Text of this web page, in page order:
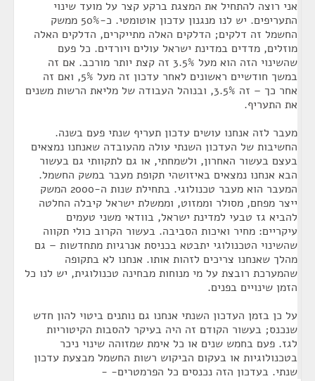
אני רוצה להתחיל את המצגת ברקע קצר על מועד שינוי
התעריפים. יש לנו מנגנון עדכון אוטומטי. כ-50% ממשק
החשמל זה דלקים; הדלקים האלה מתייקרים, הדלקים האלה
מוזלים, מדדים במדינת ישראל עולים ויורדים. כל פעם
שהשינוי הזה הוא מעל 3.5% זה קצת יותר מורכב. אם זה
במשך חודשיים ראשונים לאחר עדכון זה מעל 5%, ואם זה
אחר כך – זה 3.5%, ובנוהל העבודה של מליאת הרשות משנים
את התעריף.
מעבר לזה אנחנו עושים עדכון תעריף שנתי פעם בשנה.
החשיבות של העדכון השנתי עולה מהעובדה שאנחנו נמצאים
בעצם בעשור האחרון, ולשמחתי, או גם לתקוותי גם בעשור
הבא אנחנו נמצאים באיזושהי תקופת מעבר במשק החשמל.
המעבר הוא מעבר טכנולוגי. בתחילת שנות ה-2000 המשק
ייצר מפחם, מסולר וממזוט, וממשלת ישראל קיבלה החלטה
להביא גז טבעי למדינת ישראל, בוודאי משני טעמים
עיקריים: מחיר ואיכות הסביבה. בעשור הקרוב כולי תקווה
שהשינוי הטכנולוגי יתבטא בכניסת אנרגיות מתחדשות – גם
מהלך שאנחנו צריכים לזהות אותו. אנחנו לא בתקופה
שהמערכת רובצת על מי מנוחות מבחינה טכנולוגית, יש לנו כל
הזמן שינויים בפנים.
על כן בזמן העדכון השנתי אנחנו גם נותנים ביטוי להון חדש
שנכנס; בעשור הקודם זה היה בעיקר להסבות הקיטוריות
לגז. פעם בחמש שנים או כל אימת שמזוהה שינוי ניכר
בטכנולוגיות או בעקום הביקוש רשות החשמל מבצעת עדכון
שנתי. בעדכון הזה נכנסים כל הפרמטרים- -